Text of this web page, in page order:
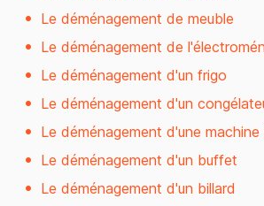
Le déménagement de meuble
Le déménagement de
Le déménagement d'un frigo
Le déménagement d'un
Le déménagement d'une machine
Le déménagement d'un buffet
Le déménagement d'un billard